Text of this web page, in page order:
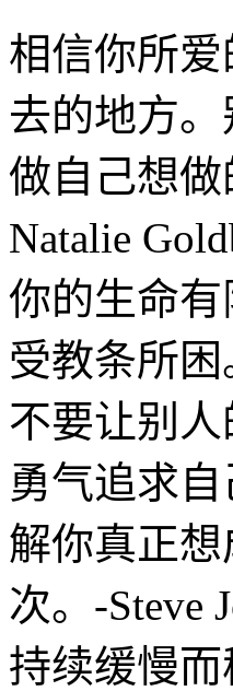
相信你所
去的地方
做自己想
Natalie
你的生命
受教条所
不要让别
勇气追求
解你真正
次。-Steve
持续缓慢